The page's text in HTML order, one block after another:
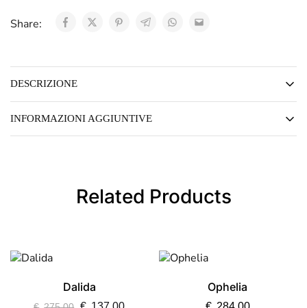
Share:
DESCRIZIONE
INFORMAZIONI AGGIUNTIVE
Related Products
Dalida Ophelia